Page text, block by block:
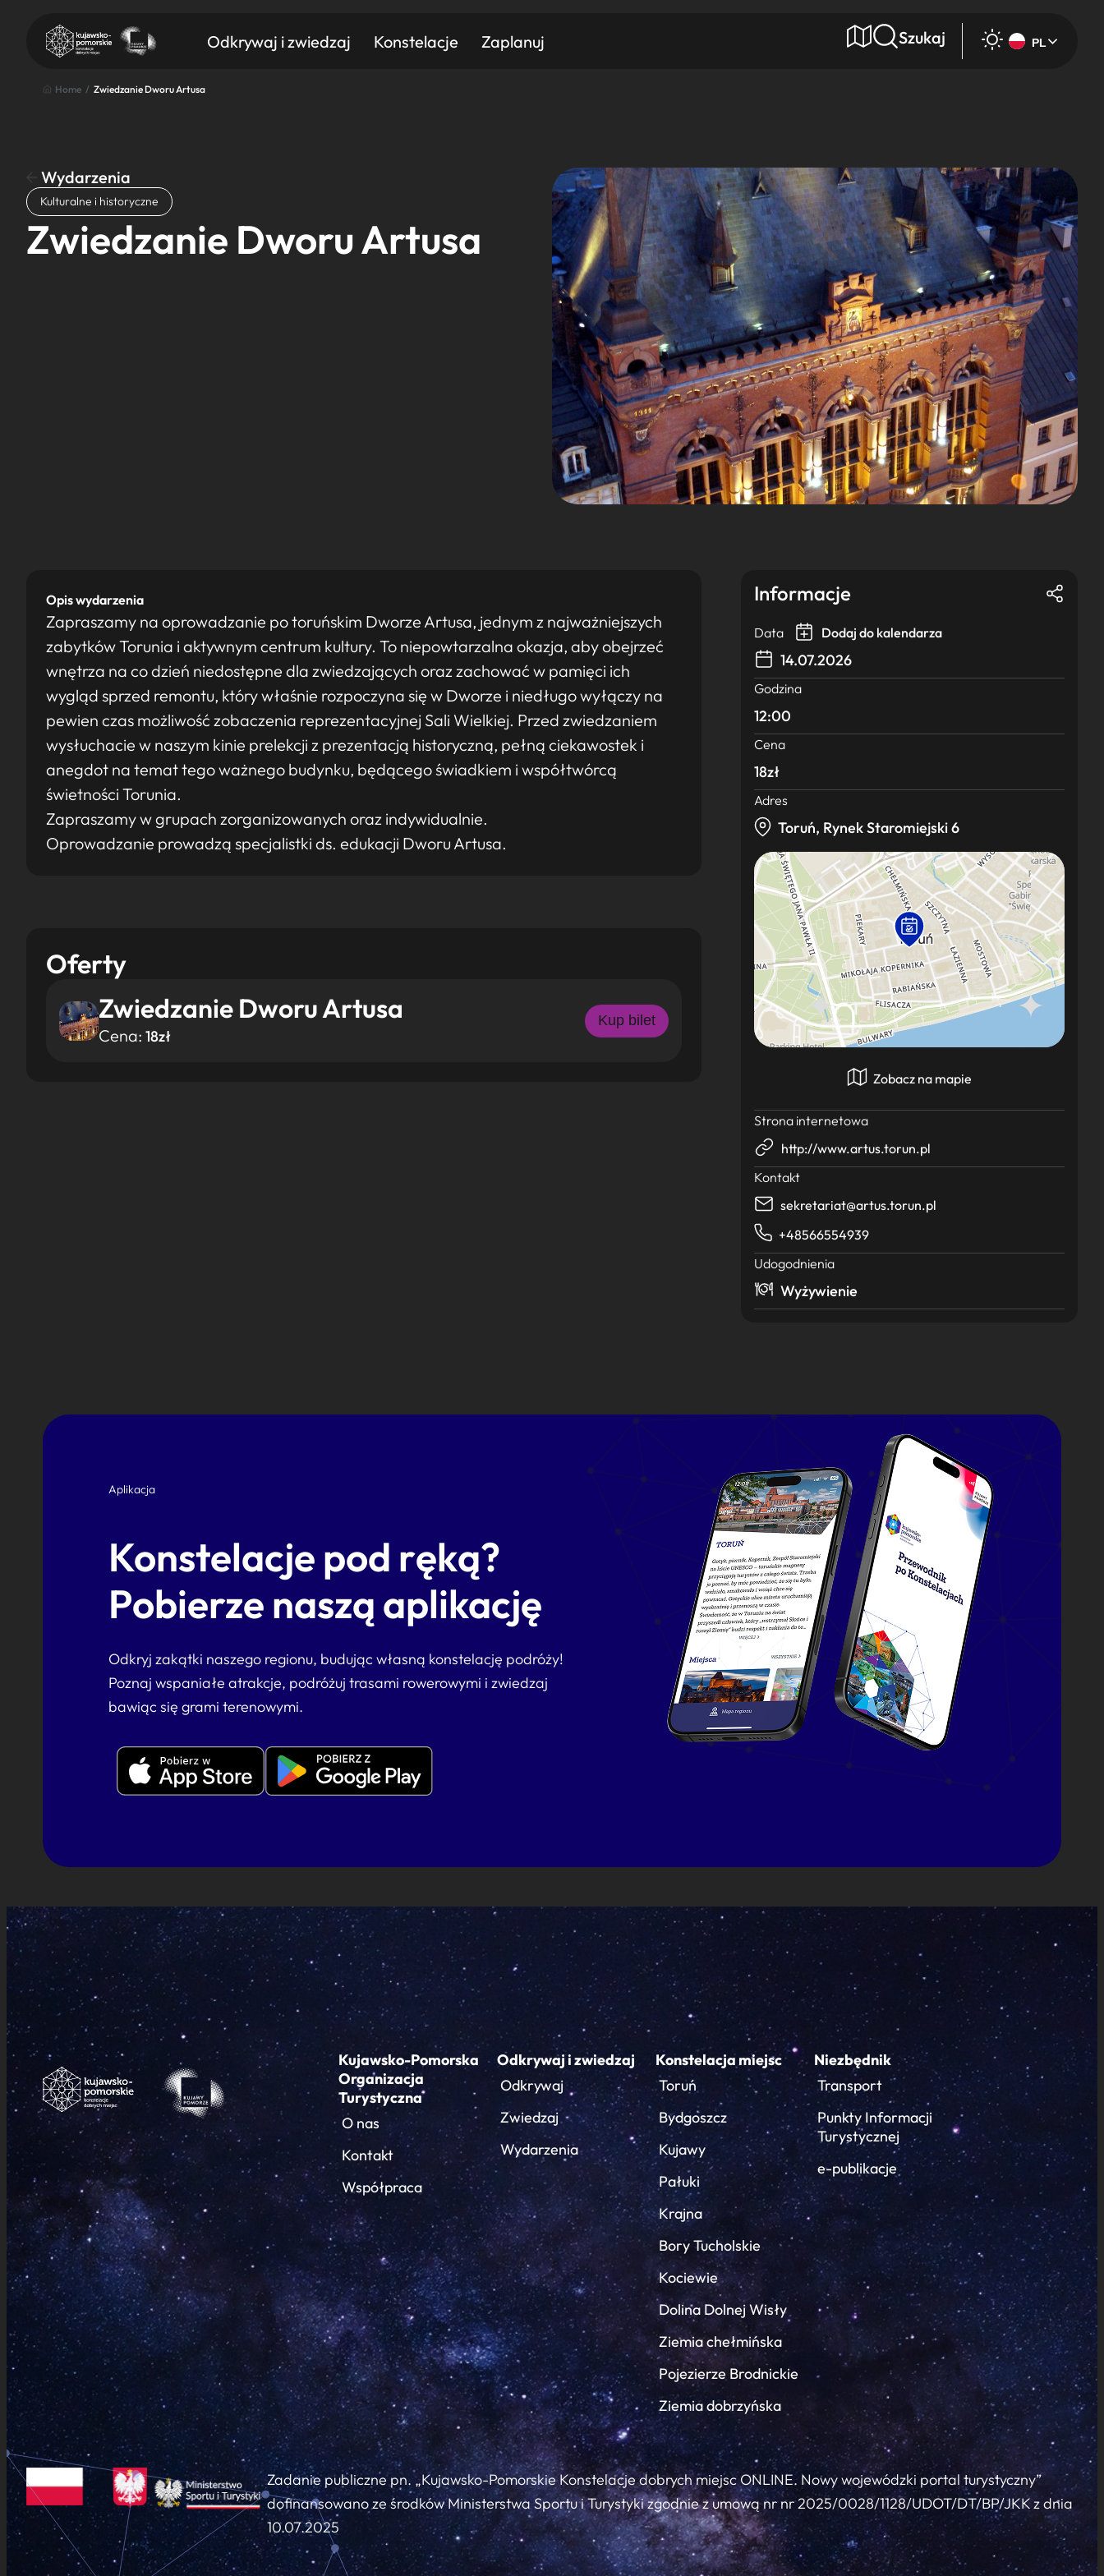
Odkrywaj i zwiedzaj Konstelacje Zaplanuj Szukaj PL
Znajdź atrakcję
Nazwa atrakcji Kategoria Wyszukaj
Home / Zwiedzanie Dworu Artusa
Wydarzenia
Kulturalne i historyczne
Zwiedzanie Dworu Artusa
Opis wydarzenia
Zapraszamy na oprowadzanie po toruńskim Dworze Artusa, jednym z najważniejszych
zabytków Torunia i aktywnym centrum kultury. To niepowtarzalna okazja, aby obejrzeć
wnętrza na co dzień niedostępne dla zwiedzających oraz zachować w pamięci ich
wygląd sprzed remontu, który właśnie rozpoczyna się w Dworze i niedługo wyłączy na
pewien czas możliwość zobaczenia reprezentacyjnej Sali Wielkiej. Przed zwiedzaniem
wysłuchacie w naszym kinie prelekcji z prezentacją historyczną, pełną ciekawostek i
anegdot na temat tego ważnego budynku, będącego świadkiem i współtwórcą
świetności Torunia.
Zapraszamy w grupach zorganizowanych oraz indywidualnie.
Oprowadzanie prowadzą specjalistki ds. edukacji Dworu Artusa.
Oferty
Zwiedzanie Dworu Artusa
Cena: 18zł
Kup bilet
Informacje
Data Dodaj do kalendarza
14.07.2026
Godzina
12:00
Cena
18zł
Adres
Toruń, Rynek Staromiejski 6
Zobacz na mapie
Strona internetowa
http://www.artus.torun.pl
Kontakt
sekretariat@artus.torun.pl
+48566554939
Udogodnienia
Wyżywienie
Aplikacja
Konstelacje pod ręką?
Pobierze naszą aplikację
Odkryj zakątki naszego regionu, budując własną konstelację podróży!
Poznaj wspaniałe atrakcje, podróżuj trasami rowerowymi i zwiedzaj
bawiąc się grami terenowymi.
Kujawsko-Pomorska
Organizacja
Turystyczna
O nas
Kontakt
Współpraca
Odkrywaj i zwiedzaj
Odkrywaj
Zwiedzaj
Wydarzenia
Konstelacja miejsc
Toruń
Bydgoszcz
Kujawy
Pałuki
Krajna
Bory Tucholskie
Kociewie
Dolina Dolnej Wisły
Ziemia chełmińska
Pojezierze Brodnickie
Ziemia dobrzyńska
Niezbędnik
Transport
Punkty Informacji
Turystycznej
e-publikacje
Zadanie publiczne pn. „Kujawsko-Pomorskie Konstelacje dobrych miejsc ONLINE. Nowy wojewódzki portal turystyczny”
dofinansowano ze środków Ministerstwa Sportu i Turystyki zgodnie z umową nr nr 2025/0028/1128/UDOT/DT/BP/JKK z dnia
10.07.2025